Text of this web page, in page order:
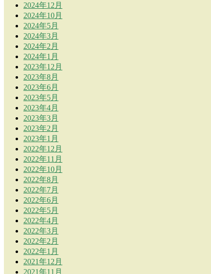
2024年12月
2024年10月
2024年5月
2024年3月
2024年2月
2024年1月
2023年12月
2023年8月
2023年6月
2023年5月
2023年4月
2023年3月
2023年2月
2023年1月
2022年12月
2022年11月
2022年10月
2022年8月
2022年7月
2022年6月
2022年5月
2022年4月
2022年3月
2022年2月
2022年1月
2021年12月
2021年11月